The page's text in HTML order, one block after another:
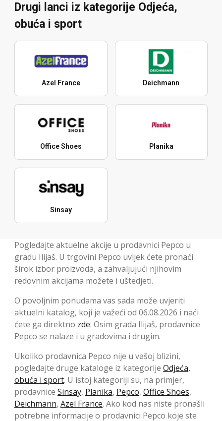
Drugi lanci iz kategorije Odjeća,
obuća i sport
Azel France Deichmann
Office Shoes Planika
Sinsay
Pogledajte aktuelne akcije u prodavnici Pepco u
gradu Ilijaš. U trgovini Pepco uvijek ćete pronaći
širok izbor proizvoda, a zahvaljujući njihovim
redovnim akcijama možete i uštedjeti.
O povoljnim ponudama vas sada može uvjeriti
aktuelni katalog, koji je važeći od 06.08.2026 i naći
ćete ga direktno zde. Osim grada Ilijaš, prodavnice
Pepco se nalaze i u gradovima i drugim.
Ukoliko prodavnica Pepco nije u vašoj blizini,
pogledajte druge kataloge iz kategorije Odjeća,
obuća i sport. U istoj kategoriji su, na primjer,
prodavnice Sinsay, Planika, Pepco, Office Shoes,
Deichmann, Azel France. Ako kod nas niste pronašli
potrebne informacije o prodavnici Pepco koje ste